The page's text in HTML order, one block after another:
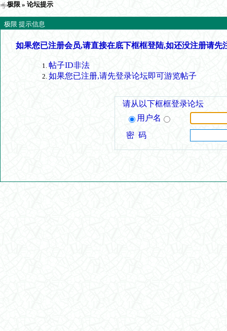
极限 » 论坛提示
极限 提示信息
如果您已注册会员,请直接在底下框框登陆,如还没注册请先
帖子ID非法
如果您已注册,请先登录论坛即可游览帖子
请从以下框框登录论坛
用户名
密 码